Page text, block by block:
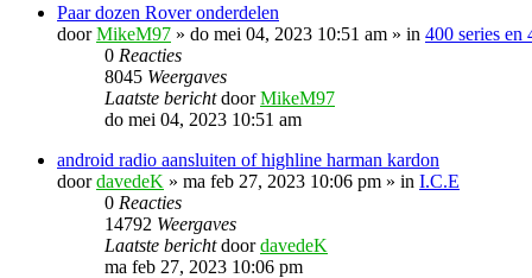
Paar dozen Rover onderdelen
doorMikeM97 » do mei 04, 2023 10:51 am » in 400 series en
0 Reacties
8045 Weergaves
Laatste berichtdoorMikeM97
do mei 04, 2023 10:51 am
android radio aansluiten of highline harman kardon
doordavedeK » ma feb 27, 2023 10:06 pm » in I.C.E
0 Reacties
14792 Weergaves
Laatste berichtdoordavedeK
ma feb 27, 2023 10:06 pm